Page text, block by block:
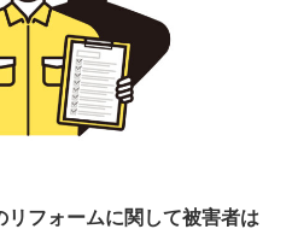
リフォームに関して被害者は